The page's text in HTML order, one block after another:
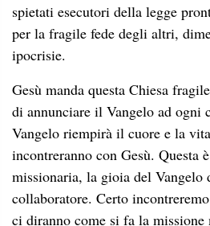
spietati esecutori della legge
per la fragile fede degli altri,
ipocrisie.
Gesù manda questa Chiesa
di annunciare il Vangelo ad ogni
Vangelo riempirà il cuore e la
incontreranno con Gesù. Questa
missionaria, la gioia del
collaboratore. Certo
ci diranno come si fa la